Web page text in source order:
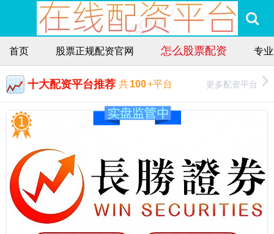
首页 股票正规配资官网 怎么股票配资 专
十大配资平台推荐 共100+平台 更多配资平台